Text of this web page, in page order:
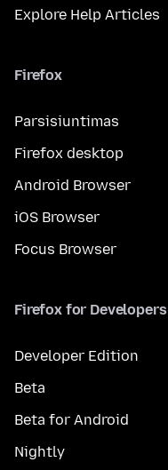
Explore Help Articles
Firefox
Parsisiuntimas
Firefox desktop
Android Browser
iOS Browser
Focus Browser
Firefox for Developers
Developer Edition
Beta
Beta for Android
Nightly